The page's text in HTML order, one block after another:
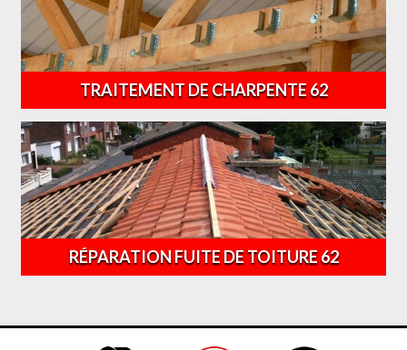
TRAITEMENT DE CHARPENTE 62
RÉPARATION FUITE DE TOITURE 62